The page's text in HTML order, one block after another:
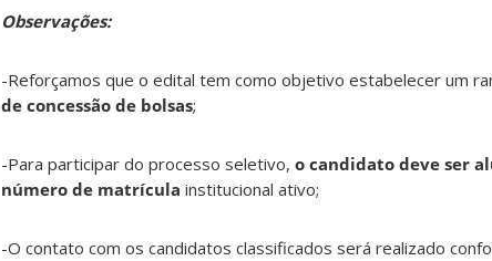
Observações:
-Reforçamos que o edital tem como objetivo estabelecer um
de concessão de bolsas;
-Para participar do processo seletivo, o candidato deve ser
número de matrícula institucional ativo;
-O contato com os candidatos classificados será realizado